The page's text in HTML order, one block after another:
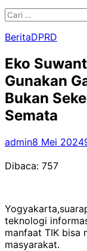
Cari
BeritaDPRD
Eko
Gunakan
Bukan
Semata
admin8 Mei 2024
Dibaca: 757
teknologi
manfaat TIK bisa
masyarakat.